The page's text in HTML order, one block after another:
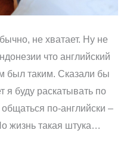
не хватает. Ну не
что английский
был таким. Сказали бы
я буду раскатывать по
по-английски –
жизнь такая штука…